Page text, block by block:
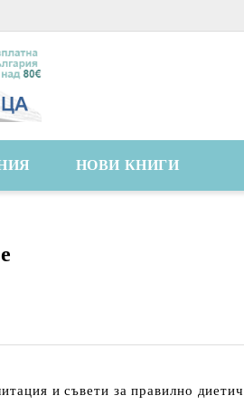
НОВИ КНИГИ
и съвети за правилно